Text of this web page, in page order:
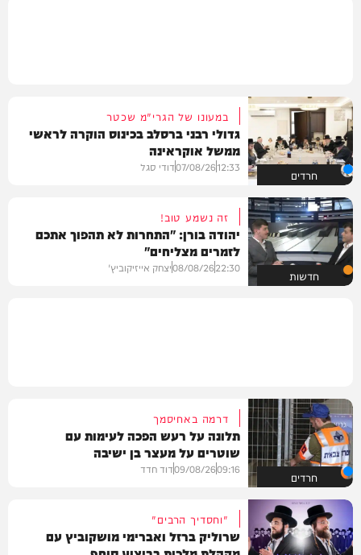
חרדים
במעונו של הגרי"מ שכטר
גדולי רבני ברסלב בכינוס הוקרה לראשי
ממשל אוקראינה
12:33
07/08/26דודי סגל
חדשות
זה נשמע טוב!
יהודה בורן: "התחרות לא תהפוך אתכם
לזמרים מצליחים"
22:30
08/08/26יצחק אייזיקוביץ'
חרדים
דרמה באחיסמך
תלונה על רעש הפכה לעימות עם
שוטרים על מעצר בן ישיבה
09:16
09/08/26דוד חדד
"וחסדיך הרבים"
שרוליק ברזל ואברימי מושקוביץ עם